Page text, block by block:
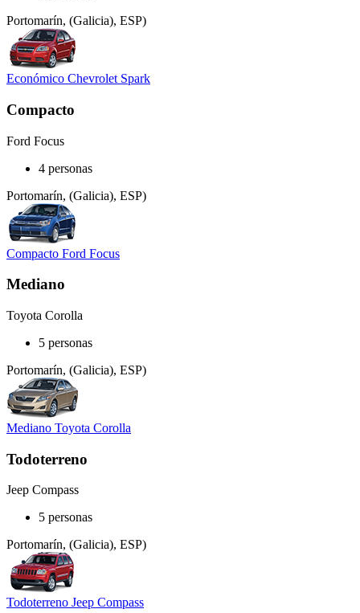
Portomarín, (Galicia), ESP)
Económico Chevrolet Spark
Compacto
Ford Focus
4 personas
Portomarín, (Galicia), ESP)
Compacto Ford Focus
Mediano
Toyota Corolla
5 personas
Portomarín, (Galicia), ESP)
Mediano Toyota Corolla
Todoterreno
Jeep Compass
5 personas
Portomarín, (Galicia), ESP)
Todoterreno Jeep Compass